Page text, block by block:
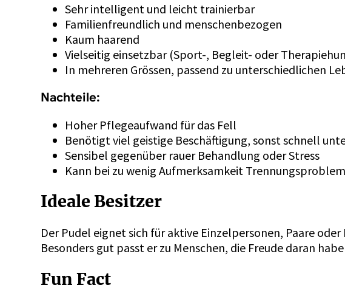
Sehr intelligent und leicht trainierbar
Familienfreundlich und menschenbezogen
Kaum haarend
Vielseitig einsetzbar (Sport-, Begleit- oder
In mehreren Grössen, passend zu unterschiedlichen
Nachteile:
Hoher Pflegeaufwand für das Fell
Benötigt viel geistige Beschäftigung, sonst schnell
Sensibel gegenüber rauer Behandlung oder Stress
Kann bei zu wenig Aufmerksamkeit
Ideale Besitzer
Der Pudel eignet sich für aktive Einzelpersonen, Paare
Besonders gut passt er zu Menschen, die Freude daran
Fun Fact